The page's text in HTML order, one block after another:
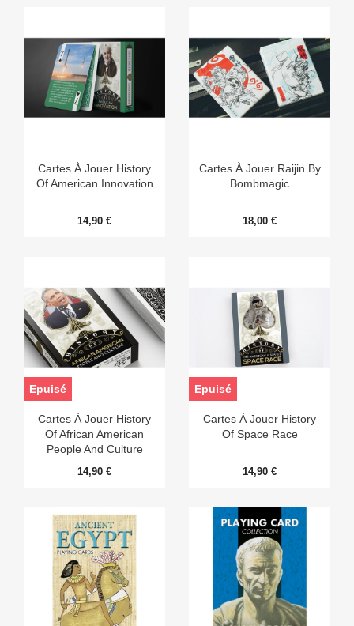
Cartes À Jouer History
Of American Innovation
14,90 €
Cartes À Jouer Raijin By
Bombmagic
18,00 €
Cartes À Jouer History
Of African American
People And Culture
14,90 €
Epuisé
Cartes À Jouer History
Of Space Race
14,90 €
Epuisé